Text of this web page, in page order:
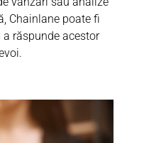
Chainlane poate fi
răspunde acestor